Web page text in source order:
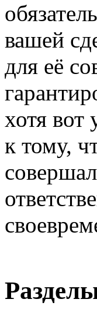
вашей
для её
хотя
к тому,